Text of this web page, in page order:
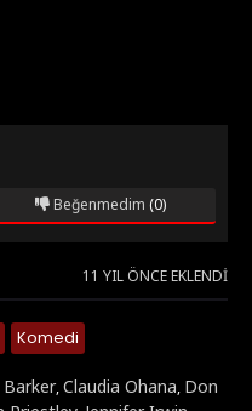
Beğenmedim (0)
11 YIL ÖNCE EKLENDI
Komedi
,Claudia Ohana, Don